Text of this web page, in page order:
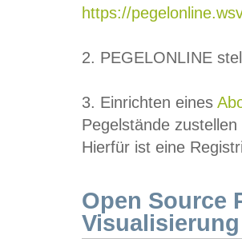
https://
2. PEGELONLINE
3. Einrichten eines
Pegelstände
Hierfür ist eine
Open Source
Visualisierung